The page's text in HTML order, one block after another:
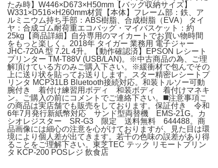
たみ時】W446×D673×H50mm【バッグ収納サイズ】
W331×D516×H260mm材質【本体】フレーム部：鉄、ア
ルミニウム持ち手部：ABS樹脂、合成樹脂（EVA） タイ
ヤ：合成ゴム耐荷重エコバッグ・マイバスケット：約
25kg【商品詳細】自分専用のマイカートでお買い物時間
をもっと楽しく。2018年 タイガー 業務用 電子ジャー
JHC-720A 型 7.2L 4升。【動作確認済】EPSON レシート
プリンター TM-T88V (USB/LAN)。※中古商品の為、ご理
解頂けている方のみご購入下さい。※緩衝材で包んでその
上に送り状を貼ってお送りします。スター精密レシートプ
リンタ MCP31LB Bluetooth接続対応。和装トルソー可動
腕付き 着付け練習用ボディ 和装ボディ 着付けマネキ
ン。ご購入の前にコメントでご連絡下さい。◼️注意事項こ
の商品は実店舗でも販売をしております。保証付き 令和
6年7月発行新紙幣対応 サンド型両替機 EMS-21G。カ
シオレジスター SR-G3 限定 送料無料 644488。商
品画像には細心の注意を心がけておりますが、見た目は環
境により個人差が出てきます。若干の色味の誤差があり得
ることをご理解下さい。東芝TEC テック リモートプリン
タ KCP-200 POSレジ 飲食店